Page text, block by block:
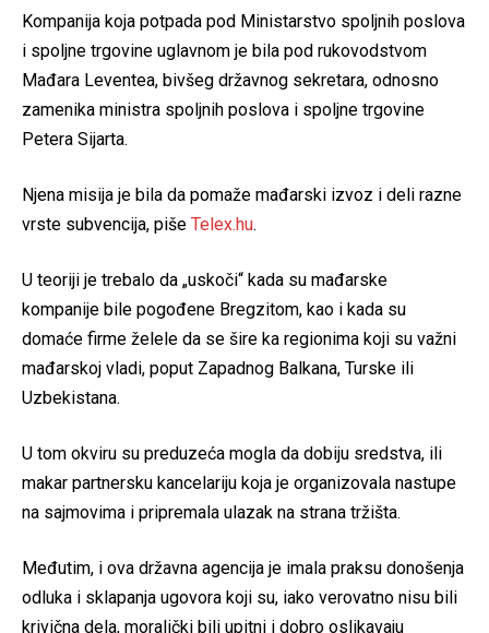
Kompanija koja potpada pod Ministarstvo spoljnih poslova
i spoljne trgovine uglavnom je bila pod rukovodstvom
Mađara Leventea, bivšeg državnog sekretara, odnosno
zamenika ministra spoljnih poslova i spoljne trgovine
Petera Sijarta.
Njena misija je bila da pomaže mađarski izvoz i deli razne
vrste subvencija, piše Telex.hu.
U teoriji je trebalo da „uskoči“ kada su mađarske
kompanije bile pogođene Bregzitom, kao i kada su
domaće firme želele da se šire ka regionima koji su važni
mađarskoj vladi, poput Zapadnog Balkana, Turske ili
Uzbekistana.
U tom okviru su preduzeća mogla da dobiju sredstva, ili
makar partnersku kancelariju koja je organizovala nastupe
na sajmovima i pripremala ulazak na strana tržišta.
Međutim, i ova državna agencija je imala praksu donošenja
odluka i sklapanja ugovora koji su, iako verovatno nisu bili
krivična dela, moralič­ki bili upitni i dobro oslikavaju